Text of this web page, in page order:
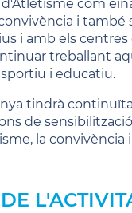
com
i també
i amb els centres
treballant
i educatiu.
tindrà
de
la convivència